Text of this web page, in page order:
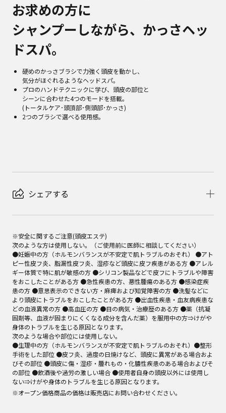
お求めの方に
シャンプーしながら、かっさヘッ
ドスパ。
硬めのかっさブラシで力強く頭皮を動かし、
気分がほぐれるようなヘッドスパ。
プロのハンドテクニックに学び、頭皮の部位と
シーンに合わせた4つのモードを搭載。
(トータルケア･頭頂部･側頭部･かっさ)
2つのブラシで選べる使用感。
シェアする
※安全に関するご注意(頭皮エステ)
次のような方は使用しない。（ご使用前に医師に相談してください）
●妊娠中の方（ホルモンバランスが不安定で肌トラブルのおそれ） ●アト
ピー性皮フ炎、脂漏性皮フ炎、湿疹など頭皮に皮フ疾患がある方 ●アレル
ギー体質で特に肌が敏感の方 ●シリコン製品などで皮フにトラブルや障害
をおこしたことがある方 ●急性疾患の方、悪性腫瘍のある方 ●感染症疾
患の方 ●意思表示のできない方・麻痺および知覚障害の方 ●洗髪などに
より頭皮にトラブルをおこしたことがある方 ●出血性疾患・血友病疾患な
どの血液異常の方 ●高血圧の方 ●目の病気・治療歴のある方 ●薬（抗凝
固剤等、血液が固まりにくくなる成分を含んだ薬）を服用中の方⇒けがや
身体のトラブルを生じる原因となります。
次のような場合や部位には使用しない。
●生理中の方（ホルモンバランスが不安定で肌トラブルのおそれ）●整形
手術をした部位 ●皮フ炎、過度の日焼けなど、頭皮に異常がある場合およ
びその部位 ●頭皮に傷・湿疹・腫れもの・化膿性疾患のある場合およびそ
の部位 ●飲酒後や過労の激しい場合 ●使用者自身の頭皮以外には使用し
ない⇒けがや身体のトラブルを生じる原因となります。
※オープン価格商品の価格は販売店にお問い合わせください。